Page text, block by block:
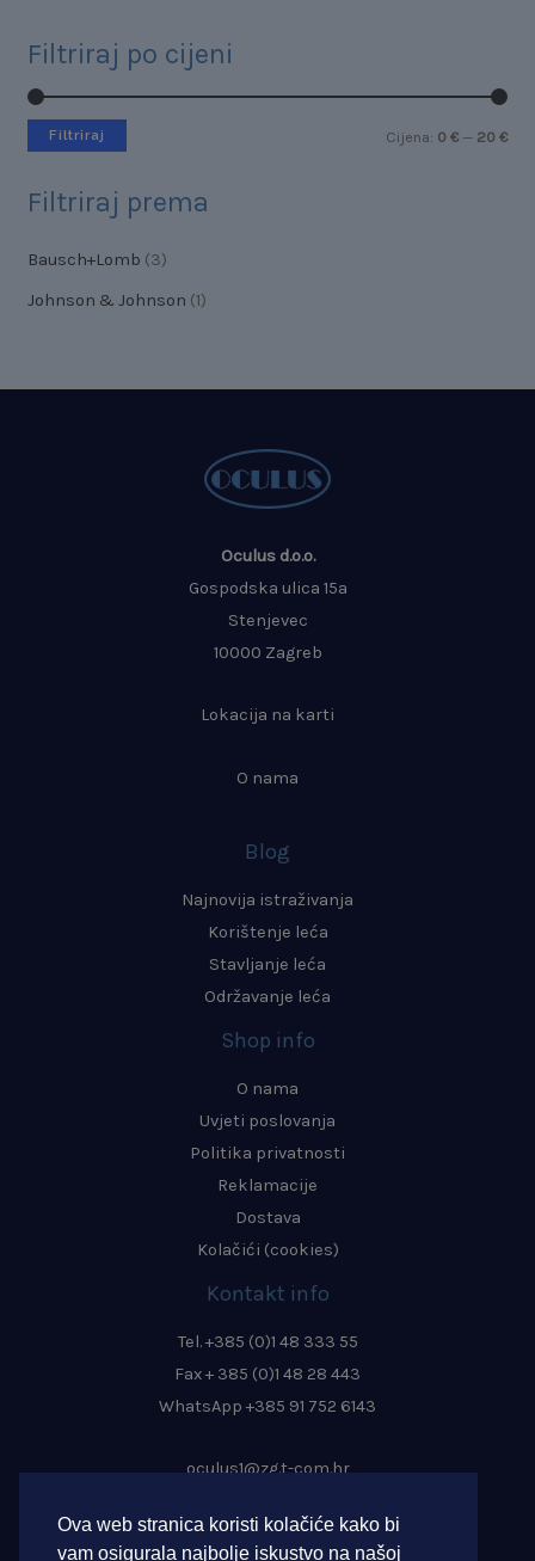
Filtriraj po cijeni
Filtriraj Cijena: 0 € — 20 €
Filtriraj prema
Bausch+Lomb (3)
Johnson & Johnson (1)
Oculus d.o.o.
Gospodska ulica 15a
Stenjevec
10000 Zagreb
Lokacija na karti
O nama
Blog
Najnovija istraživanja
Korištenje leća
Stavljanje leća
Održavanje leća
Shop info
O nama
Uvjeti poslovanja
Politika privatnosti
Reklamacije
Dostava
Kolačići (cookies)
Kontakt info
Tel. +385 (0)1 48 333 55
Fax + 385 (0)1 48 28 443
WhatsApp +385 91 752 6143
oculus1@zg.t-com.hr
oculus.zagreb@gmail.com
Ova web stranica koristi kolačiće kako bi
vam osigurala najbolje iskustvo na našoj